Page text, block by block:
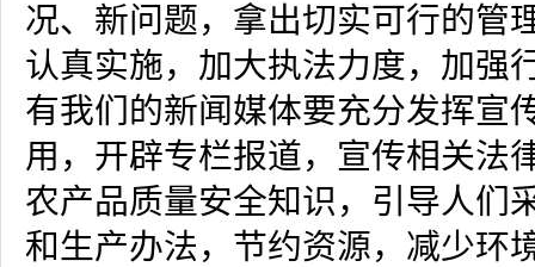
况、新问题，拿出切实可行的管
认真实施，加大执法力度，加强
有我们的新闻媒体要充分发挥宣
用，开辟专栏报道，宣传相关法
农产品质量安全知识，引导人们
和生产办法，节约资源，减少环